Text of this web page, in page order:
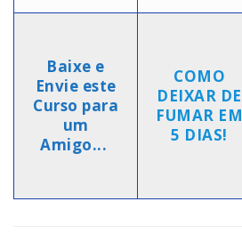
Baixe e
Envie este
Curso para
um
Amigo...
COMO
DEIXAR DE
FUMAR EM
5 DIAS!